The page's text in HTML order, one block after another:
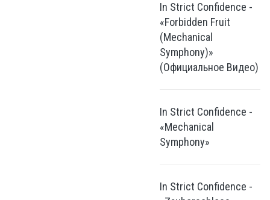
In Strict Confidence -
«Forbidden Fruit
(Mechanical
Symphony)»
(Официальное Видео)
In Strict Confidence -
«Mechanical
Symphony»
In Strict Confidence -